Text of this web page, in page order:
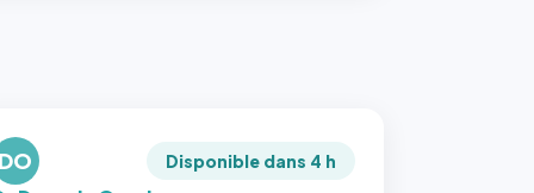
DO Disponible dans 4 h